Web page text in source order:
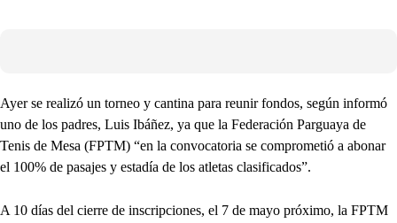
Ayer se realizó un torneo y cantina para reunir fondos, según informó
uno de los padres, Luis Ibáñez, ya que la Federación Parguaya de
Tenis de Mesa (FPTM) “en la convocatoria se comprometió a abonar
el 100% de pasajes y estadía de los atletas clasificados”.
A 10 días del cierre de inscripciones, el 7 de mayo próximo, la FPTM